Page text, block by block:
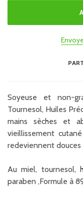
Soyeuse et non-
Tournesol, Huiles
mains sèches et
vieillissement
redeviennent
Au miel, tournesol,
paraben ,Formule à